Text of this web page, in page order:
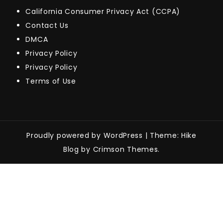
California Consumer Privacy Act (CCPA)
Contact Us
DMCA
Privacy Policy
Privacy Policy
Terms of Use
Proudly powered by WordPress | Theme: Hike
Blog by Crimson Themes.